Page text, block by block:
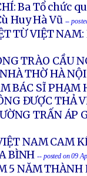
Ba Tổ chức
Huy Hà Vũ --
TỪ VIỆT
TRÀO CẦU
THỜ HÀ NỘI
BÁC SĨ PHẠM
ĐƯỢC THẢ
TRẤN ÁP
NAM CAM
BÌNH -- posted on 09
5 NĂM THÀNH